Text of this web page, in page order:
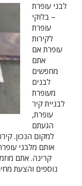
לבני עופרת
– בלוקי
עופרת
לקירות
עופרת אם
אתם
מחפשים
לבנים
מעופרת
לבניית קיר
עופרת,
הגעתם
למקום הנכון.
אותם מלבני
קרינה. אתם
נוספים והצעת